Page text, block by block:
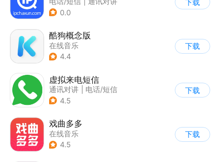
0.0
下载
酷狗概念版
在线音乐
4.4
下载
虚拟来电短信
通讯对讲
电话/短信
4.5
下载
戏曲多多
在线音乐
4.5
下载